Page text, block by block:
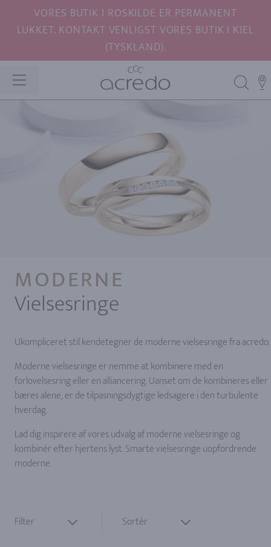
VORES BUTIK I ROSKILDE ER PERMANENT
LUKKET. KONTAKT VENLIGST VORES BUTIK I KIEL
(TYSKLAND).
MODERNE
Vielsesringe
Ukompliceret stil kendetegner de moderne vielsesringe fra acredo.
Moderne vielsesringe er nemme at kombinere med en
forlovelsesring eller en alliancering. Uanset om de kombineres eller
bæres alene, er de tilpasningsdygtige ledsagere i den turbulente
hverdag.
Lad dig inspirere af vores udvalg af moderne vielsesringe og
kombinér efter hjertens lyst. Smarte vielsesringe uopfordrende
moderne.
Filter Sortér